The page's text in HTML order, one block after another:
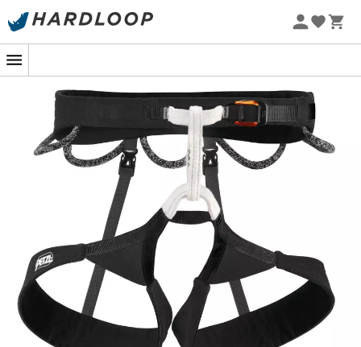
Letní akce 🔥 -5 % EXTRA při nákupu 2 produktů* s kódem
Petzl
Ekologicky šetrné